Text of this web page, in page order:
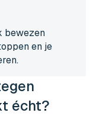
bewezen
en je
écht?